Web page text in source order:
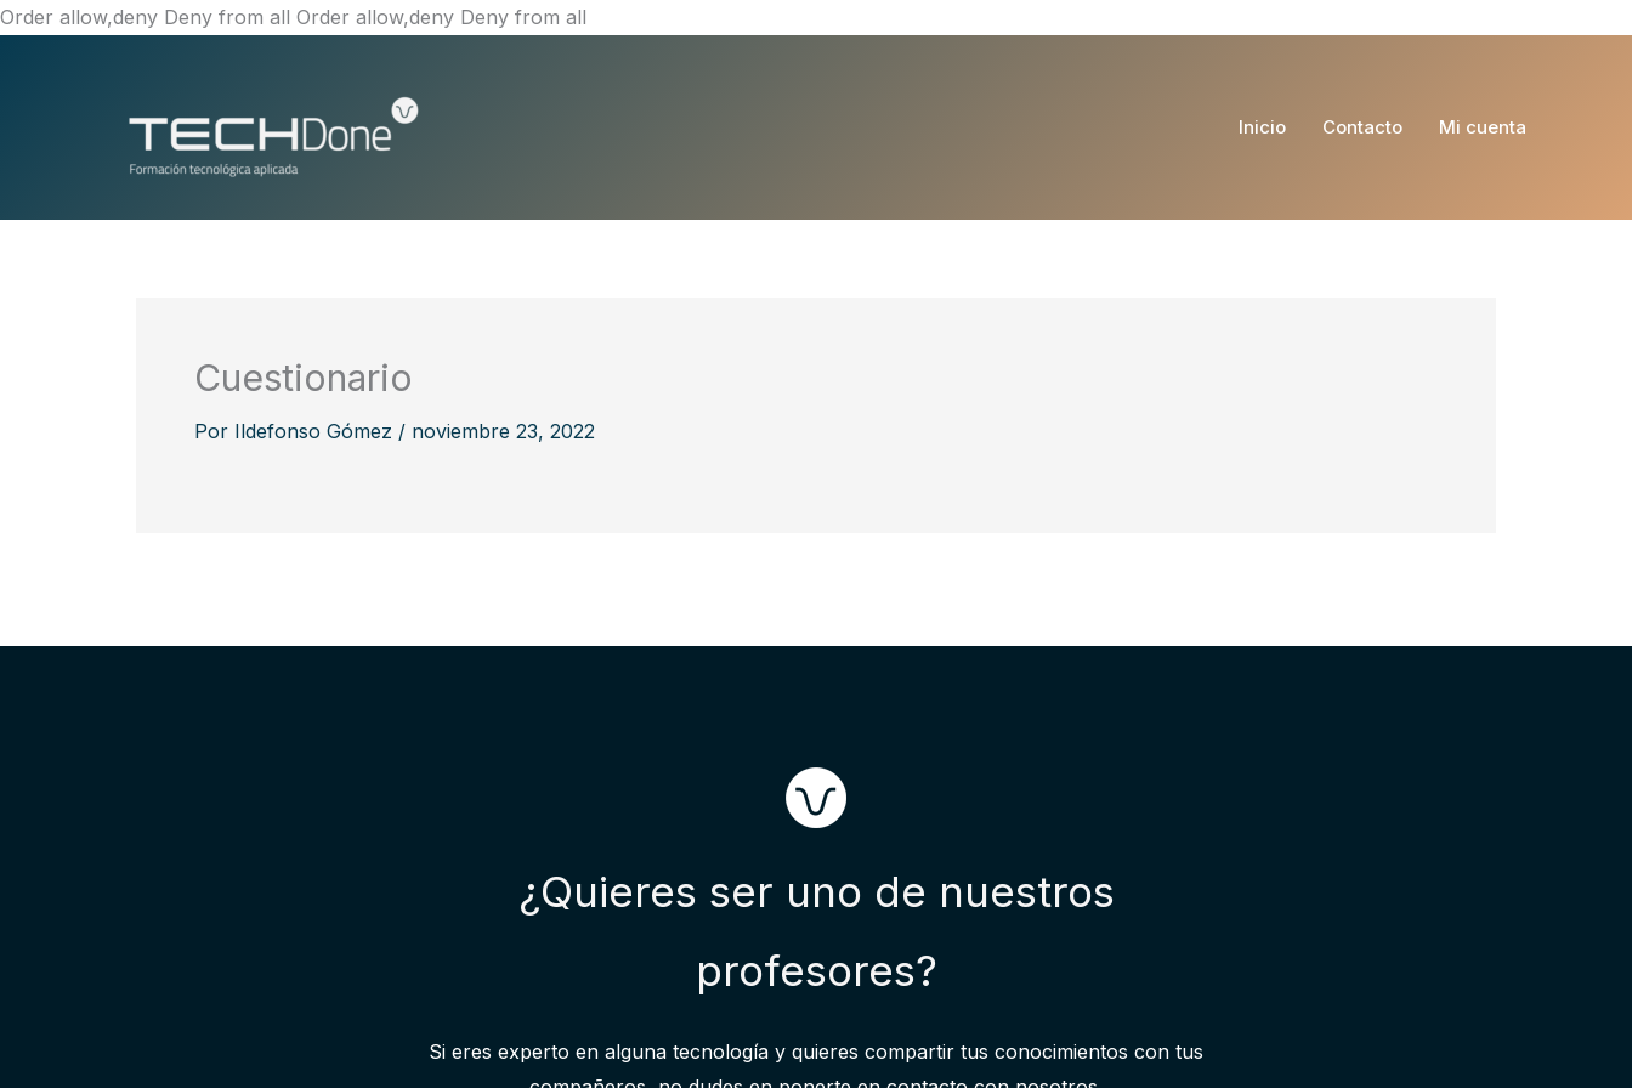
Order allow,deny Deny from all Order allow,deny Deny from all
Inicio Contacto Mi cuenta
Cuestionario
Por Ildefonso Gómez / noviembre 23, 2022
¿Quieres ser uno de nuestros
profesores?
Si eres experto en alguna tecnología y quieres compartir tus conocimientos con tus